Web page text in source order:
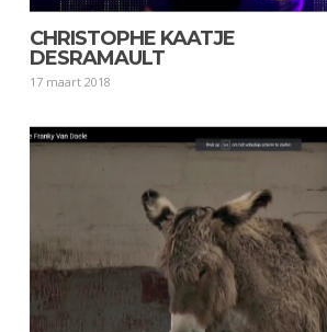
CHRISTOPHE KAATJE
DESRAMAULT
17 maart 2018